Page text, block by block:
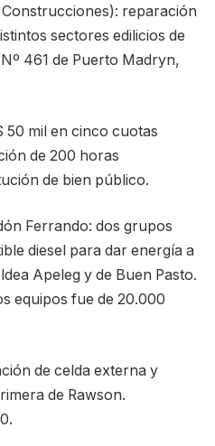
reparación
sectores edilicios de
461 de Puerto Madryn,
50 mil en cinco cuotas
de 200 horas
de bien público.
Ferrando: dos grupos
diesel para dar energía a
Apeleg y de Buen Pasto.
equipos fue de 20.000
de celda externa y
de Rawson.